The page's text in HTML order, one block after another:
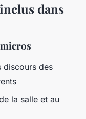
dans
discours des
la salle et au